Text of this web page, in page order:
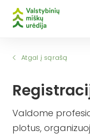
Atgal į sąrašą
Valdome
plotus,